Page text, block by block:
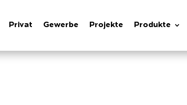
Privat Gewerbe Projekte Produkte